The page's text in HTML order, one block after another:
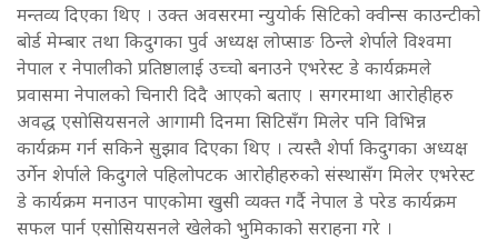
मन्तव्य दिएका थिए । उक्त अवसरमा न्युयोर्क सिटिको क्वीन्स काउन्टीको
बोर्ड मेम्बार तथा किदुगका पुर्व अध्यक्ष लोप्साङ ठिन्ले शेर्पाले विश्वमा
नेपाल र नेपालीको प्रतिष्ठालाई उच्चो बनाउने एभरेस्ट डे कार्यक्रमले
प्रवासमा नेपालको चिनारी दिदै आएको बताए । सगरमाथा आरोहीहरु
अवद्ध एसोसियसनले आगामी दिनमा सिटिसँग मिलेर पनि विभिन्न
कार्यक्रम गर्न सकिने सुझाव दिएका थिए । त्यस्तै शेर्पा किदुगका अध्यक्ष
उर्गेन शेर्पाले किदुगले पहिलोपटक आरोहीहरुको संस्थासँग मिलेर एभरेस्ट
डे कार्यक्रम मनाउन पाएकोमा खुसी व्यक्त गर्दै नेपाल डे परेड कार्यक्रम
सफल पार्न एसोसियसनले खेलेको भुमिकाको सराहना गरे ।